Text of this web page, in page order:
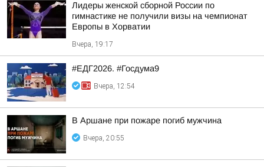
Лидеры женской сборной России по
гимнастике не получили визы на чемпионат
Европы в Хорватии
Вчера, 19:17
#ЕДГ2026. #Госдума9
Вчера, 12:54
В Аршане при пожаре погиб мужчина
Вчера, 20:55